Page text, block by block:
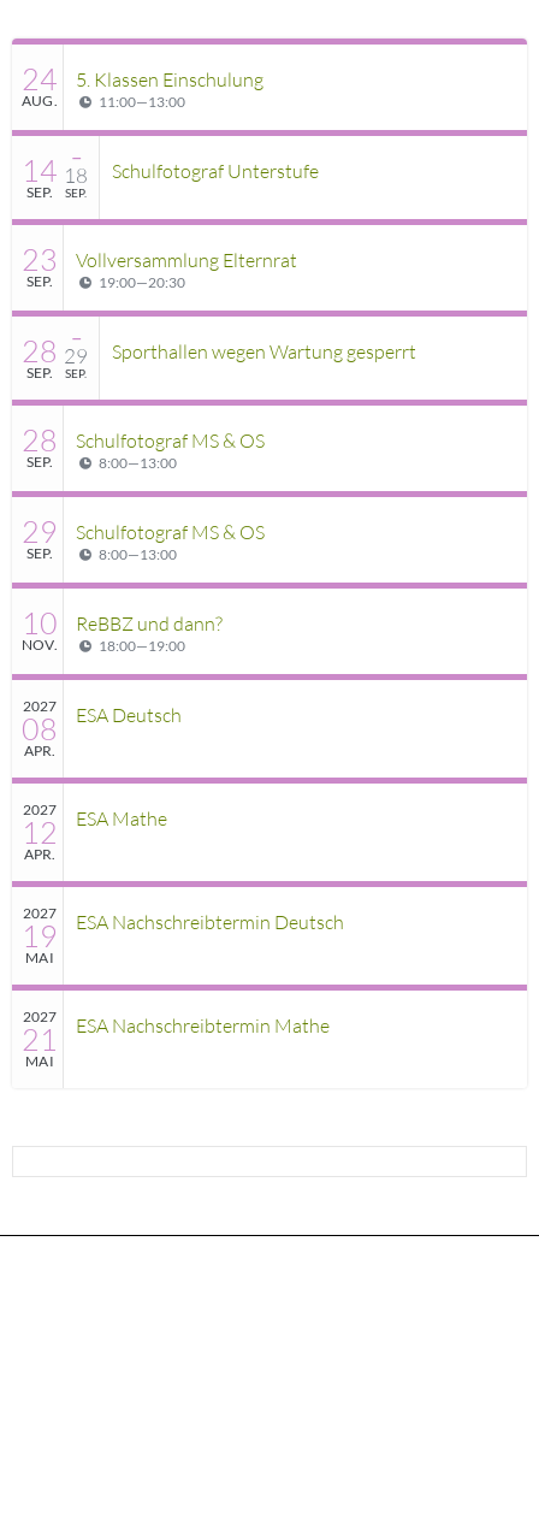
24
AUG.
5. Klassen Einschulung
11:00—13:00
14
SEP.
–
18
SEP.
Schulfotograf Unterstufe
23
SEP.
Vollversammlung Elternrat
19:00—20:30
28
SEP.
–
29
SEP.
Sporthallen wegen Wartung gesperrt
28
SEP.
Schulfotograf MS & OS
8:00—13:00
29
SEP.
Schulfotograf MS & OS
8:00—13:00
10
NOV.
ReBBZ und dann?
18:00—19:00
2027
08
APR.
ESA Deutsch
2027
12
APR.
ESA Mathe
2027
19
MAI
ESA Nachschreibtermin Deutsch
2027
21
MAI
ESA Nachschreibtermin Mathe